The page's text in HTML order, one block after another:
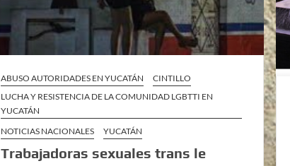
ABUSO AUTORIDADES EN YUCATÁN
CINTILLO
LUCHA Y RESISTENCIA DE LA COMUNIDAD LGBTTI EN
YUCATÁN
NOTICIAS NACIONALES
YUCATÁN
Trabajadoras sexuales trans le